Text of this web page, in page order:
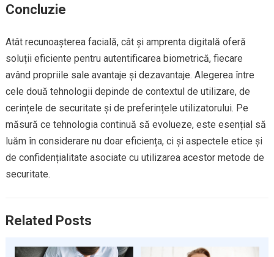
Concluzie
Atât recunoașterea facială, cât și amprenta digitală oferă
soluții eficiente pentru autentificarea biometrică, fiecare
având propriile sale avantaje și dezavantaje. Alegerea între
cele două tehnologii depinde de contextul de utilizare, de
cerințele de securitate și de preferințele utilizatorului. Pe
măsură ce tehnologia continuă să evolueze, este esențial să
luăm în considerare nu doar eficiența, ci și aspectele etice și
de confidențialitate asociate cu utilizarea acestor metode de
securitate.
Related Posts